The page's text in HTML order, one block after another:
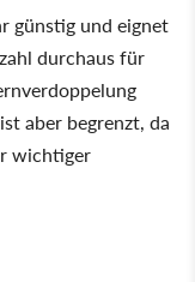
günstig und eignet
durchaus für
aber begrenzt, da
wichtiger